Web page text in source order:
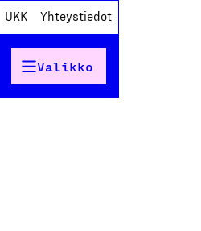
UKK Yhteystiedot
Valikko